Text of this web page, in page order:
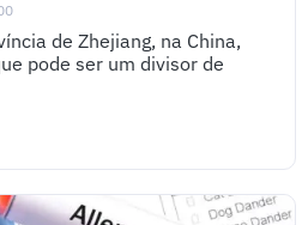
de Zhejiang, na China,
pode ser um divisor de